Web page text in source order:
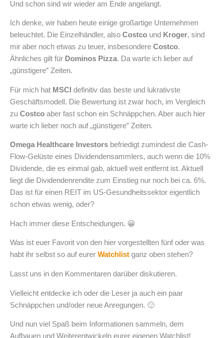
Und schon sind wir wieder am Ende angelangt.
Ich denke, wir haben heute einige großartige Unternehmen
beleuchtet. Die Einzelhändler, also Costco und Kroger, sind
mir aber noch etwas zu teuer, insbesondere Costco.
Ähnliches gilt für Dominos Pizza. Da warte ich lieber auf
„günstigere” Zeiten.
Für mich hat MSCI definitiv das beste und lukrativste
Geschäftsmodell. Die Bewertung ist zwar hoch, im Vergleich
zu Costco aber fast schon ein Schnäppchen. Aber auch hier
warte ich lieber noch auf „günstigere” Zeiten.
Omega Healthcare Investors befriedigt zumindest die Cash-
Flow-Gelüste eines Dividendensammlers, auch wenn die 10%
Dividende, die es einmal gab, aktuell weit entfernt ist. Aktuell
liegt die Dividendenrendite zum Einstieg nur noch bei ca. 6%.
Das ist für einen REIT im US-Gesundheitssektor eigentlich
schon etwas wenig, oder?
Hach immer diese Entscheidungen. 😀
Was ist euer Favorit von den hier vorgestellten fünf oder was
habt ihr selbst so auf eurer Watchlist ganz oben stehen?
Lasst uns in den Kommentaren darüber diskutieren.
Vielleicht entdecke ich oder die Leser ja auch ein paar
Schnäppchen und/oder neue Anregungen. 🙂
Und nun viel Spaß beim Informationen sammeln, dem
Aufbauen und Weiterentwickeln eurer eigenen Watchlist!